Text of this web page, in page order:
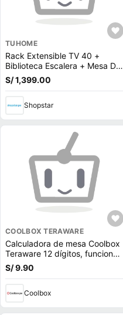
TUHOME
Rack Extensible TV 40 +
Biblioteca Escalera + Mesa De
Centro - Rovere
S/ 1,399.00
Shopstar
COOLBOX TERAWARE
Calculadora de mesa Coolbox
Teraware 12 dígitos, funciona
a pila y energía solar, blanco
S/ 9.90
Coolbox